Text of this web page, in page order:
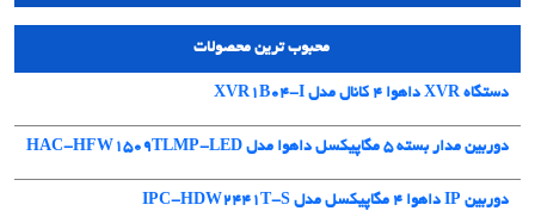
محبوب ترین محصولات
دستگاه XVR داهوا 4 کانال مدل XVR1B04-I
دوربین مدار بسته 5 مگاپیکسل داهوا مدل HAC-HFW1509TLMP-LED
دوربین IP داهوا 4 مگاپیکسل مدل IPC-HDW2441T-S